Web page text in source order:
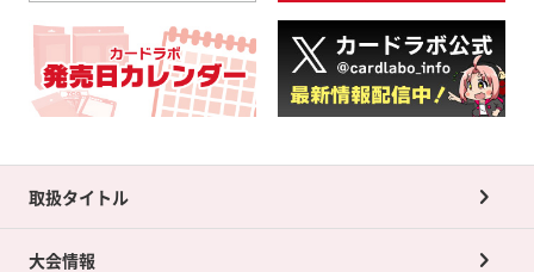
取扱タイトル
大会情報